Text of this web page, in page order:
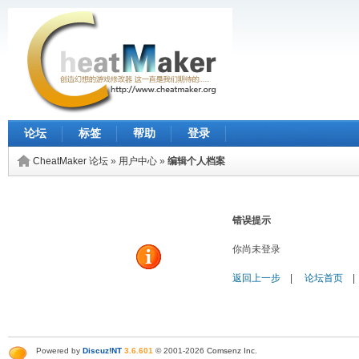
论坛 标签 帮助 登录
CheatMaker 论坛 » 用户中心 » 编辑个人档案
错误提示
你尚未登录
返回上一步 论坛首页
Powered by Discuz!NT 3.6.601 © 2001-2026 Comsenz Inc